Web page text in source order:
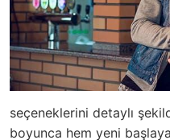
seçeneklerini detaylı
boyunca hem yeni